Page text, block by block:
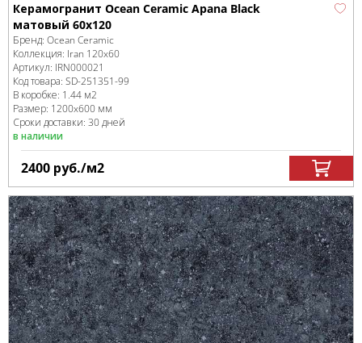
Керамогранит Ocean Ceramic Apana Black
матовый 60х120
Бренд: Ocean Ceramic
Коллекция: Iran 120x60
Артикул: IRN000021
Код товара: SD-251351-99
В коробке: 1.44 м2
Размер: 1200x600 мм
Сроки доставки: 30 дней
в наличии
2400 руб./м2